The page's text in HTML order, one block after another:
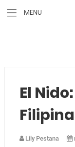
El
Lily Pestana